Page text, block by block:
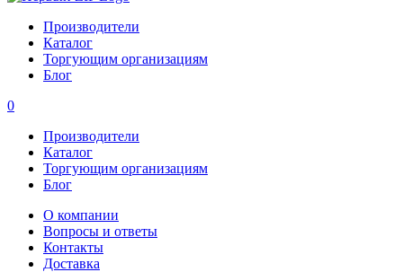
Производители
Каталог
Торгующим организациям
Блог
0
Производители
Каталог
Торгующим организациям
Блог
О компании
Вопросы и ответы
Контакты
Доставка